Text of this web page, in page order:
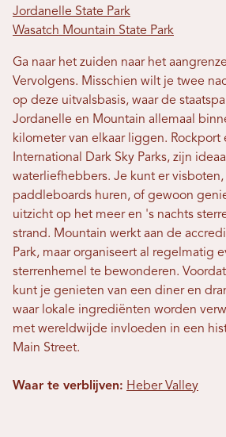
Jordanelle State Park
Wasatch Mountain State Park
Ga naar het zuiden naar het
Vervolgens. Misschien wilt je twee
op deze uitvalsbasis, waar de
Jordanelle en Mountain allemaal
kilometer van elkaar liggen.
International Dark Sky Parks, zijn
waterliefhebbers. Je kunt er visboten,
paddleboards huren, of gewoon
uitzicht op het meer en 's nachts
strand. Mountain werkt aan de
Park, maar organiseert al regelmatig
sterrenhemel te bewonderen.
kunt je genieten van een diner en
waar lokale ingrediënten worden
met wereldwijde invloeden in een
Main Street.
Waar te verblijven: Heber Valley